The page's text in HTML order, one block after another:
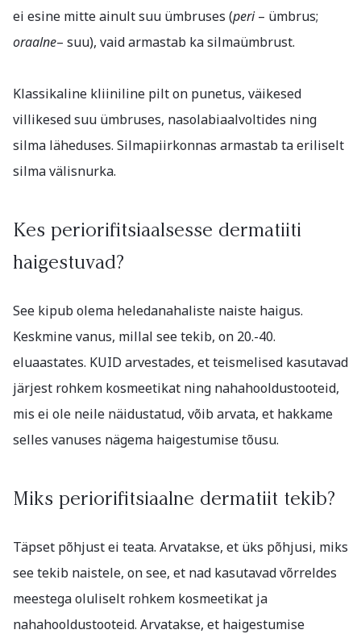
ei esine mitte ainult suu ümbruses (peri– ümbrus;
oraalne– suu), vaid armastab ka silmaümbrust.
Klassikaline kliiniline pilt on punetus, väikesed
villikesed suu ümbruses, nasolabiaalvoltides ning
silma läheduses. Silmapiirkonnas armastab ta eriliselt
silma välisnurka.
Kes periorifitsiaalsesse dermatiiti
haigestuvad?
See kipub olema heledanahaliste naiste haigus.
Keskmine vanus, millal see tekib, on 20.-40.
eluaastates. KUID arvestades, et teismelised kasutavad
järjest rohkem kosmeetikat ning nahahooldustooteid,
mis ei ole neile näidustatud, võib arvata, et hakkame
selles vanuses nägema haigestumise tõusu.
Miks periorifitsiaalne dermatiit tekib?
Täpset põhjust ei teata. Arvatakse, et üks põhjusi, miks
see tekib naistele, on see, et nad kasutavad võrreldes
meestega oluliselt rohkem kosmeetikat ja
nahahooldustooteid. Arvatakse, et haigestumise